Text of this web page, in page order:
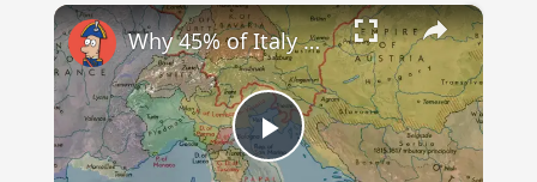
Play Unmute Fullscreen ×
Play
Why 45% of Italy Doesn't Speak "Italian"